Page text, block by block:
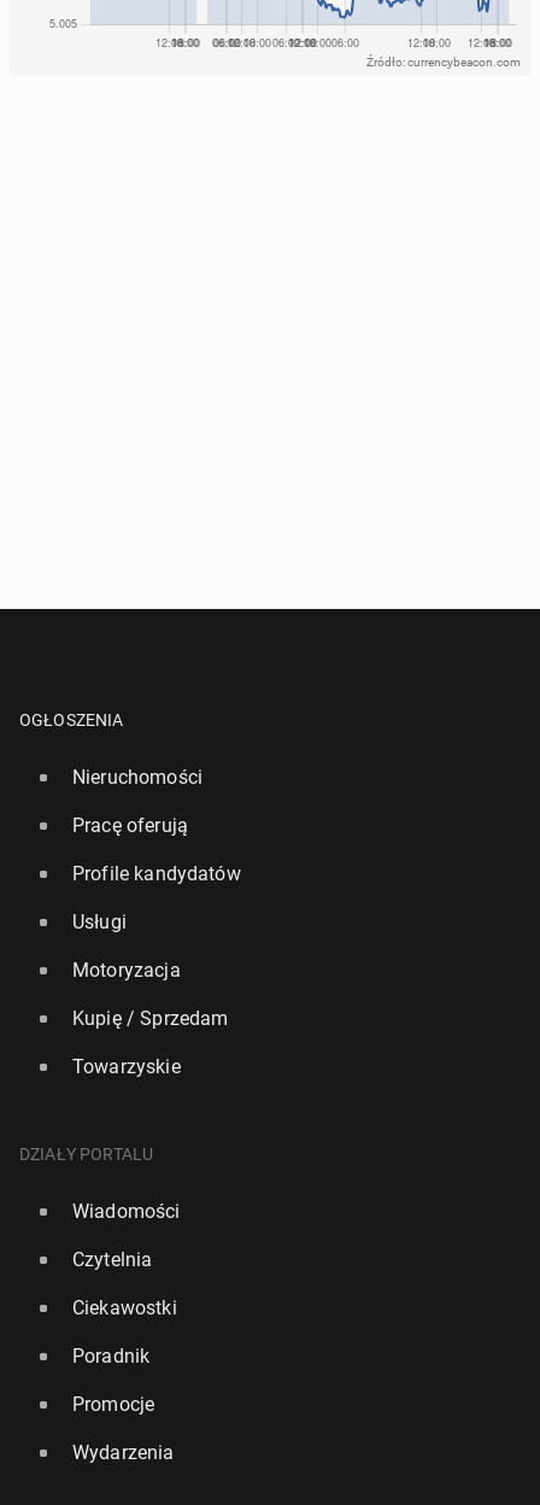
Źródło: currencybeacon.com
OGŁOSZENIA
Nieruchomości
Pracę oferują
Profile kandydatów
Usługi
Motoryzacja
Kupię / Sprzedam
Towarzyskie
DZIAŁY PORTALU
Wiadomości
Czytelnia
Ciekawostki
Poradnik
Promocje
Wydarzenia